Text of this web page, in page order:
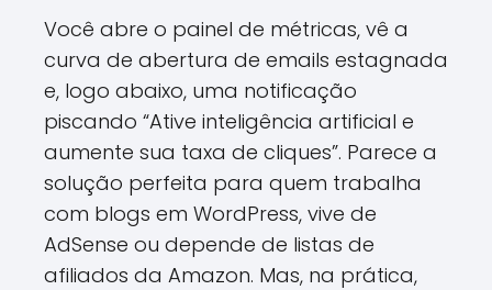
Você abre o painel de métricas, vê a
curva de abertura de emails estagnada
e, logo abaixo, uma notificação
piscando “Ative inteligência artificial e
aumente sua taxa de cliques”. Parece a
solução perfeita para quem trabalha
com blogs em WordPress, vive de
AdSense ou depende de listas de
afiliados da Amazon. Mas, na prática,